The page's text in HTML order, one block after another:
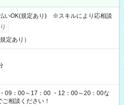
OK(規定あり) ※スキルにより応相談
定あり）
09：00～17：00 ・12：00～20：00な
相談ください！